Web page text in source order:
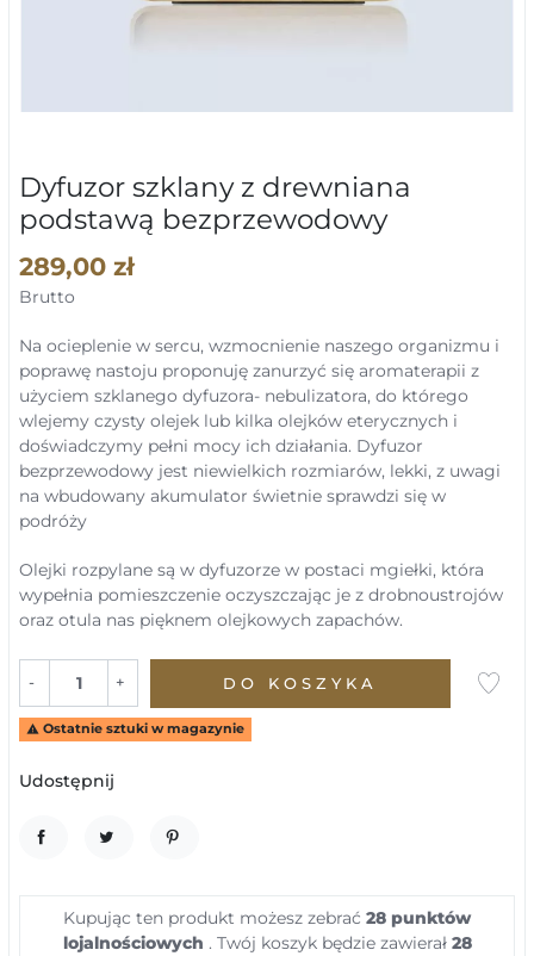
Dyfuzor szklany z drewniana
podstawą bezprzewodowy
289,00 zł
Brutto
Na ocieplenie w sercu, wzmocnienie naszego organizmu i
poprawę nastoju proponuję zanurzyć się aromaterapii z
użyciem szklanego dyfuzora- nebulizatora, do którego
wlejemy czysty olejek lub kilka olejków eterycznych i
doświadczymy pełni mocy ich działania. Dyfuzor
bezprzewodowy jest niewielkich rozmiarów, lekki, z uwagi
na wbudowany akumulator świetnie sprawdzi się w
podróży
Olejki rozpylane są w dyfuzorze w postaci mgiełki, która
wypełnia pomieszczenie oczyszczając je z drobnoustrojów
oraz otula nas pięknem olejkowych zapachów.
- + DO KOSZYKA
 Ostatnie sztuki w magazynie
Udostępnij
Kupując ten produkt możesz zebrać 28 punktów
lojalnościowych . Twój koszyk będzie zawierał 28